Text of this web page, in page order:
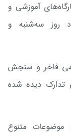
آموزشی و
روز سه‌شنبه و
فاخر و سنجش
تدارک دیده شده
موضوعات متنوع